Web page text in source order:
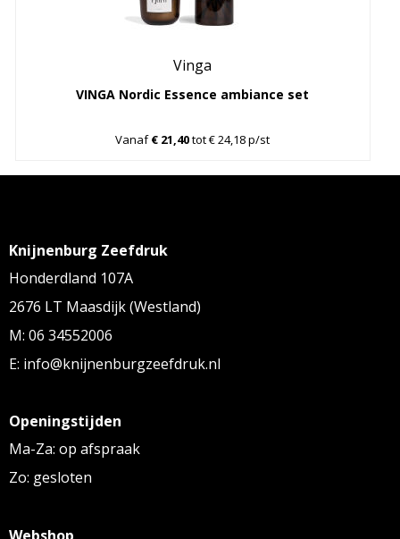
Vinga
VINGA Nordic Essence ambiance set
Vanaf€ 21,40tot € 24,18 p/st
Knijnenburg Zeefdruk
Honderdland 107A
2676 LT Maasdijk (Westland)
M: 06 34552006
E: info@knijnenburgzeefdruk.nl
Openingstijden
Ma-Za: op afspraak
Zo: gesloten
Webshop